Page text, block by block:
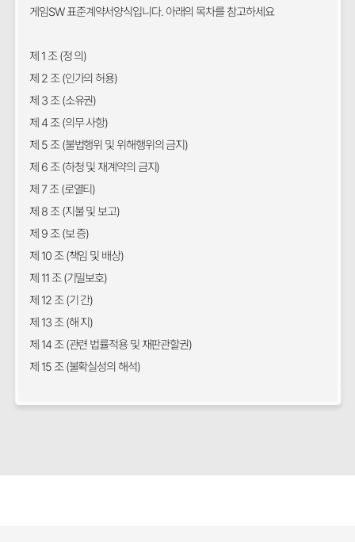
게임SW 표준계약서양식입니다. 아래의 목차를 참고하세요
제 1 조 (정 의)
제 2 조 (인가의 허용)
제 3 조 (소유권)
제 4 조 (의무 사항)
제 5 조 (불법행위 및 위해행위의 금지)
제 6 조 (하청 및 재계약의 금지)
제 7 조 (로열티)
제 8 조 (지불 및 보고)
제 9 조 (보 증)
제 10 조 (책임 및 배상)
제 11 조 (기밀보호)
제 12 조 (기 간)
제 13 조 (해 지)
제 14 조 (관련 법률적용 및 재판관할권)
제 15 조 (불확실성의 해석)